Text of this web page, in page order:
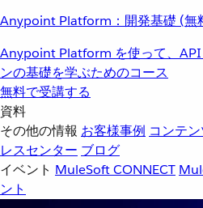
Anypoint Platform：開発基礎 (無
Anypoint Platform を使って、API
ンの基礎を学ぶためのコース
無料で受講する
資料
その他の情報 お客様事例 コンテ
レスセンター ブログ
イベント MuleSoft CONNECT
ント